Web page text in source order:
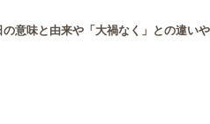
の意味と由来や「大禍なく」との違い